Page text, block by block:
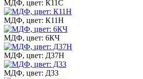
МДФ, цвет: К11С
МДФ, цвет: К11Н
МДФ, цвет: 6КЧ
МДФ, цвет: Д37Н
МДФ, цвет: Д33